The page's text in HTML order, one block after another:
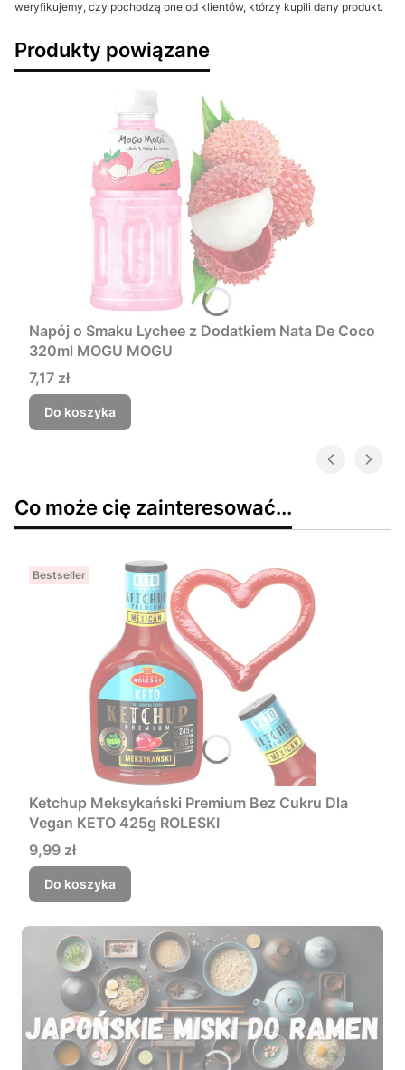
weryfikujemy, czy pochodzą one od klientów, którzy kupili dany produkt.
Produkty powiązane
Napój o Smaku Lychee z Dodatkiem Nata De Coco
320ml MOGU MOGU
Cena
7,17 zł
Do koszyka
Co może cię zainteresować...
Bestseller
Ketchup Meksykański Premium Bez Cukru Dla
Vegan KETO 425g ROLESKI
Cena
9,99 zł
Do koszyka